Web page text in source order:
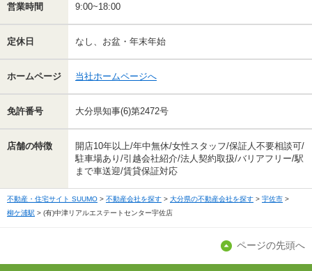
営業時間 9:00~18:00
定休日 なし、お盆・年末年始
ホームページ 当社ホームページへ
免許番号 大分県知事(6)第2472号
店舗の特徴
開店10年以上/年中無休/女性スタッフ/保証人不要相談可/
駐車場あり/引越会社紹介/法人契約取扱/バリアフリー/駅
まで車送迎/賃貸保証対応
不動産・住宅サイト SUUMO 不動産会社を探す 大分県の不動産会社を探す
宇佐市
柳ケ浦駅
(有)中津リアルエステートセンター宇佐店
ページの先頭へ